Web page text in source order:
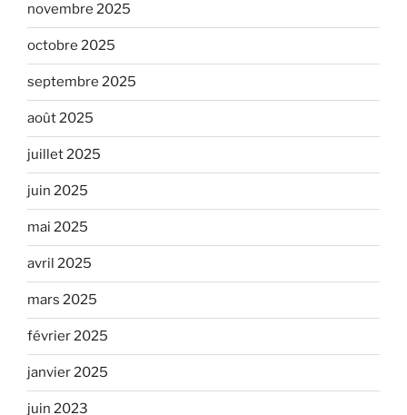
novembre 2025
octobre 2025
septembre 2025
août 2025
juillet 2025
juin 2025
mai 2025
avril 2025
mars 2025
février 2025
janvier 2025
juin 2023